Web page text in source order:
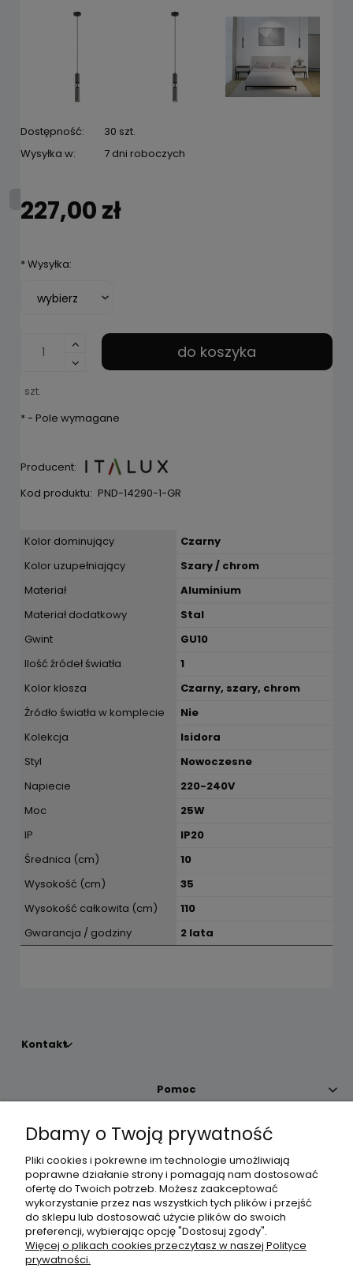
Dostępność:
30 szt.
Wysyłka w:
7 dni roboczych
227,00 zł
*Wysyłka:
szt.
do koszyka
*- Pole wymagane
Producent:
Kod produktu: PND-14290-1-GR
Kolor dominujący
Czarny
Kolor uzupełniający
Szary / chrom
Materiał
Aluminium
Materiał dodatkowy
Stal
Gwint
GU10
Ilość źródeł światła
1
Kolor klosza
Czarny, szary, chrom
Źródło światła w komplecie
Nie
Kolekcja
Isidora
Styl
Nowoczesne
Napiecie
220-240V
Moc
25W
IP
IP20
Średnica (cm)
10
Wysokość (cm)
35
Wysokość całkowita (cm)
110
Gwarancja / godziny
2 lata
Kontakt
Pomoc
Moje konto
Płatności i dostawa
Informacje
Dbamy o Twoją prywatność
Pliki cookies i pokrewne im technologie umożliwiają
poprawne działanie strony i pomagają nam dostosować
ofertę do Twoich potrzeb. Możesz zaakceptować
wykorzystanie przez nas wszystkich tych plików i przejść
do sklepu lub dostosować użycie plików do swoich
preferencji, wybierając opcję "Dostosuj zgody".
Więcej o plikach cookies przeczytasz w naszej Polityce
prywatności.